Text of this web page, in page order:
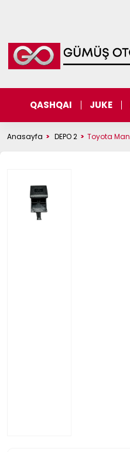
QASHQAI JUKE
Anasayfa DEPO 2 Toyota